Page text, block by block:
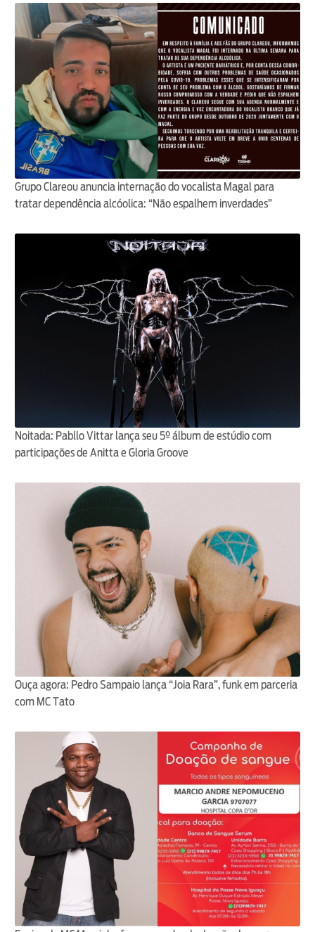
Grupo Clareou anuncia internação do vocalista Magal para
tratar dependência alcóolica: “Não espalhem inverdades”
Noitada: Pabllo Vittar lança seu 5º álbum de estúdio com
participações de Anitta e Gloria Groove
Ouça agora: Pedro Sampaio lança “Joia Rara”, funk em parceria
com MC Tato